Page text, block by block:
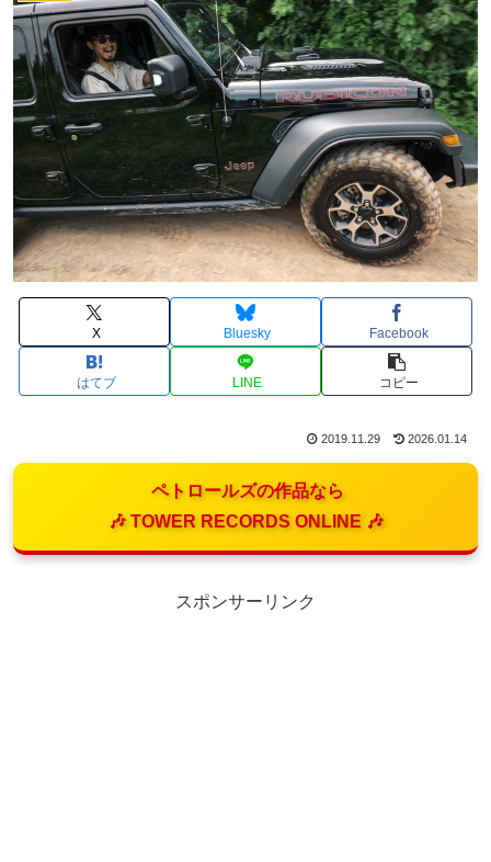
X Bluesky Facebook
はてブ LINE コピー
2019.11.29 2026.01.14
ペトロールズの作品なら
🎶 TOWER RECORDS ONLINE 🎶
スポンサーリンク